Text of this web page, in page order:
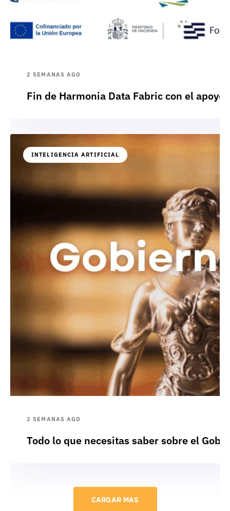
2 SEMANAS AGO
Fin de Harmonia Data Fabric con el apoyo
INTELIGENCIA ARTIFICIAL
2 SEMANAS AGO
Todo lo que necesitas saber sobre el
CARGAR MAS